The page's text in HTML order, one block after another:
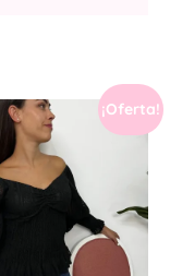
¡Oferta!